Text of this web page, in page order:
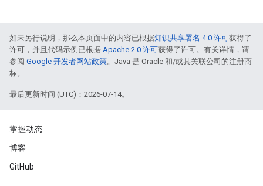
如未另行说明，那么本页面中的内容已根据知识共享署名 4.0 许可获得了
许可，并且代码示例已根据 Apache 2.0 许可获得了许可。有关详情，请
参阅 Google 开发者网站政策。Java 是 Oracle 和/或其关联公司的注册商
标。
最后更新时间 (UTC)：2026-07-14。
掌握动态
博客
GitHub